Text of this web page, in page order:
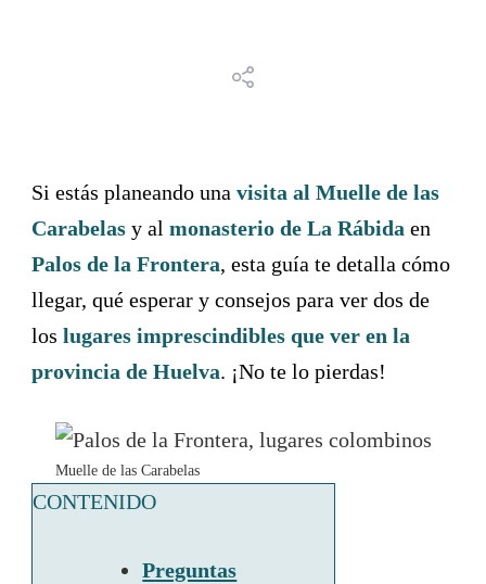
Si estás planeando una visita al Muelle de las
Carabelas y al monasterio de La Rábida en
Palos de la Frontera, esta guía te detalla cómo
llegar, qué esperar y consejos para ver dos de
los lugares imprescindibles que ver en la
provincia de Huelva. ¡No te lo pierdas!
Muelle de las Carabelas
CONTENIDO
Preguntas